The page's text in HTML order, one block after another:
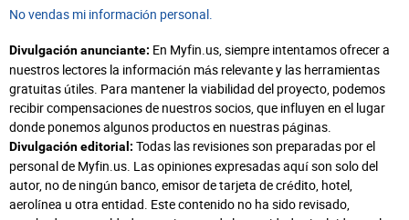
No vendas mi información personal.
Divulgación anunciante: En Myfin.us, siempre intentamos ofrecer a
nuestros lectores la información más relevante y las herramientas
gratuitas útiles. Para mantener la viabilidad del proyecto, podemos
recibir compensaciones de nuestros socios, que influyen en el lugar
donde ponemos algunos productos en nuestras páginas.
Divulgación editorial: Todas las revisiones son preparadas por el
personal de Myfin.us. Las opiniones expresadas aquí son solo del
autor, no de ningún banco, emisor de tarjeta de crédito, hotel,
aerolínea u otra entidad. Este contenido no ha sido revisado,